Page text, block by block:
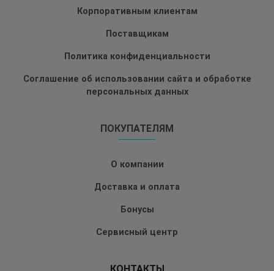
Корпоративным клиентам
Поставщикам
Политика конфиденциальности
Соглашение об использовании сайта и обработке
персональных данных
ПОКУПАТЕЛЯМ
О компании
Доставка и оплата
Бонусы
Сервисный центр